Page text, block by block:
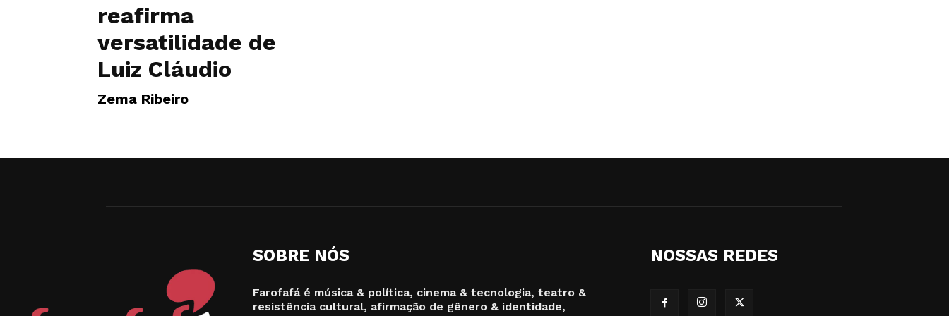
reafirma
versatilidade de
Luiz Cláudio
Zema Ribeiro
SOBRE NÓS
Farofafá é música & política, cinema & tecnologia, teatro &
resistência cultural, afirmação de gênero & identidade,
NOSSAS REDES